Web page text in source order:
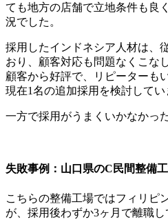
ても地方の店舗で立地条件も良
況でした。
採用したインドネシア人材は、
おり、顧客対応も問題なくこな
顧客から好評で、リピーターも
現在1名の追加採用を検討してい
一方で採用がうまくいかなかっ
失敗事例：山口県のC民間整備
こちらの整備工場ではフィリピ
が、採用後わずか3ヶ月で離職し